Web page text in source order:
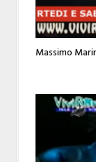
Massimo